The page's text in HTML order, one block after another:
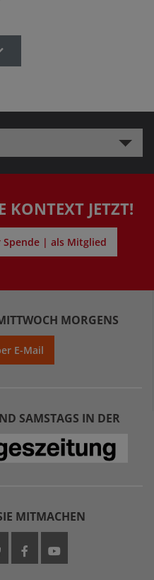
KONTEXT JETZT!
| als Mitglied
MORGENS
E-Mail
SAMSTAGS IN DER
MITMACHEN